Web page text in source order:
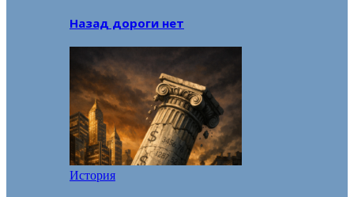
Назад дороги нет
История